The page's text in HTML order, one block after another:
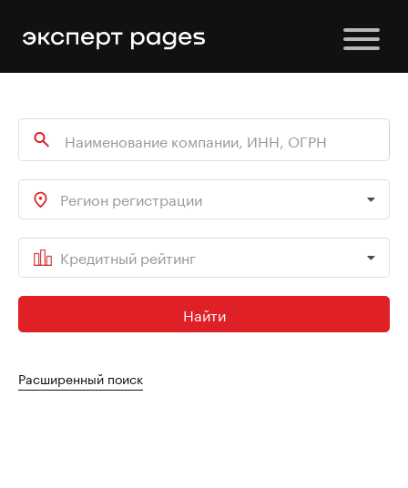
Регион регистрации
Кредитный рейтинг
Найти
Расширенный поиск